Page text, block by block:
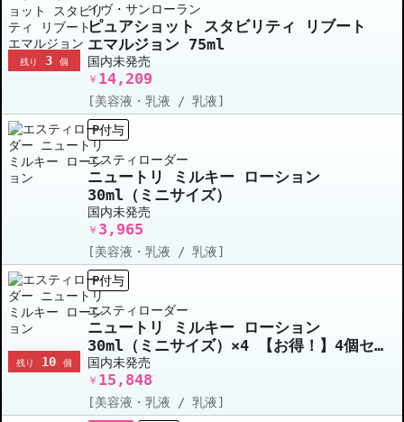
残り 3 個
イヴ・サンローラン
ピュアショット スタビリティ リブート
エマルジョン 75ml
国内未発売
￥ 14,209
[美容液・乳液 / 乳液]
P付与
エスティローダー
ニュートリ ミルキー ローション
30ml（ミニサイズ）
国内未発売
￥ 3,965
[美容液・乳液 / 乳液]
残り 10 個
P付与
エスティローダー
ニュートリ ミルキー ローション
30ml（ミニサイズ）×4 【お得！】4個セ
ット
国内未発売
￥ 15,848
[美容液・乳液 / 乳液]